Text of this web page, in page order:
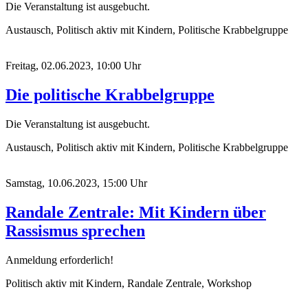
Die Veranstaltung ist ausgebucht.
Austausch, Politisch aktiv mit Kindern, Politische Krabbelgruppe
Freitag, 02.06.2023, 10:00 Uhr
Die politische Krabbelgruppe
Die Veranstaltung ist ausgebucht.
Austausch, Politisch aktiv mit Kindern, Politische Krabbelgruppe
Samstag, 10.06.2023, 15:00 Uhr
Randale Zentrale: Mit Kindern über
Rassismus sprechen
Anmeldung erforderlich!
Politisch aktiv mit Kindern, Randale Zentrale, Workshop